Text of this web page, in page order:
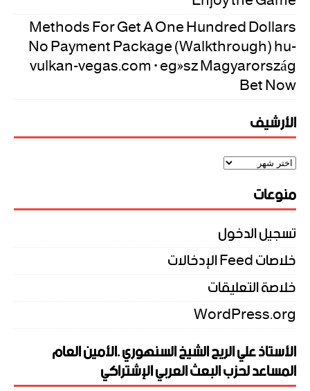
Methods For Get A One Hundred Dollars
No Payment Package (Walkthrough) hu-
vulkan-vegas.com · egész Magyarország
Bet Now
الأرشيف
منوعات
تسجيل الدخول
خلاصات Feed الإدخالات
خلاصة التعليقات
WordPress.org
الأستاذ علي الريح الشيخ السنهوري .الأمين العام
المساعد لحزب البعث العربي الإشتراكي